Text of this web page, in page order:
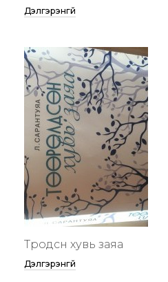
Дэлгэрэнгүй
Төөрөодсөн хувь заяа
Дэлгэрэнгүй